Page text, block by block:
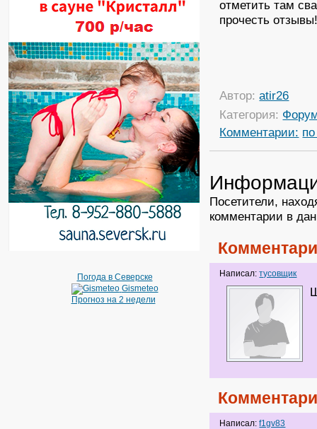
Погода в Северске
Gismeteo
Прогноз на 2 недели
отметить там
прочесть
Автор:atir26
Категория:
Комментарии:
Посетители,
комментарии в
Написал:тусовщик
Написал:f1gv83